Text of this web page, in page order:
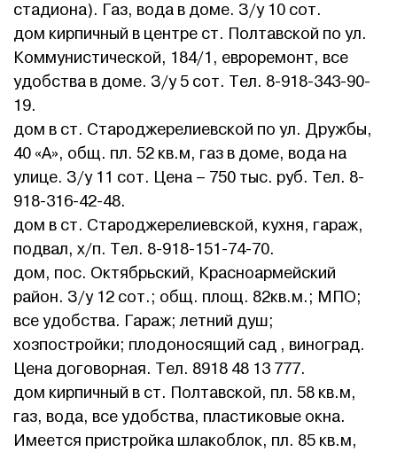
стадиона). Газ, вода в доме. З/у 10 сот.
дом кирпичный в центре ст. Полтавской по ул.
Коммунистической, 184/1, евроремонт, все
удобства в доме. З/у 5 сот. Тел. 8-918-343-90-
19.
дом в ст. Староджерелиевской по ул. Дружбы,
40 «А», общ. пл. 52 кв.м, газ в доме, вода на
улице. З/у 11 сот. Цена – 750 тыс. руб. Тел. 8-
918-316-42-48.
дом в ст. Староджерелиевской, кухня, гараж,
подвал, х/п. Тел. 8-918-151-74-70.
дом, пос. Октябрьский, Красноармейский
район. З/у 12 сот.; общ. площ. 82кв.м.; МПО;
все удобства. Гараж; летний душ;
хозпостройки; плодоносящий сад , виноград.
Цена договорная. Тел. 8918 48 13 777.
дом кирпичный в ст. Полтавской, пл. 58 кв.м,
газ, вода, все удобства, пластиковые окна.
Имеется пристройка шлакоблок, пл. 85 кв.м,